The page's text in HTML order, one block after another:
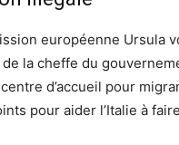
européenne Ursula
la cheffe du
d’accueil pour
pour aider l’Italie à